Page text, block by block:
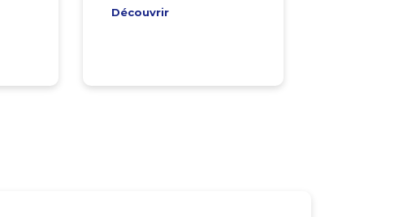
Découvrir